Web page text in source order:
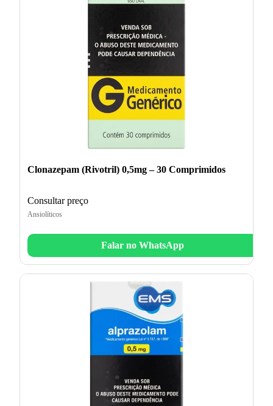
Clonazepam (Rivotril) 0,5mg – 30 Comprimidos
Consultar preço
Ansiolíticos
Falar no WhatsApp